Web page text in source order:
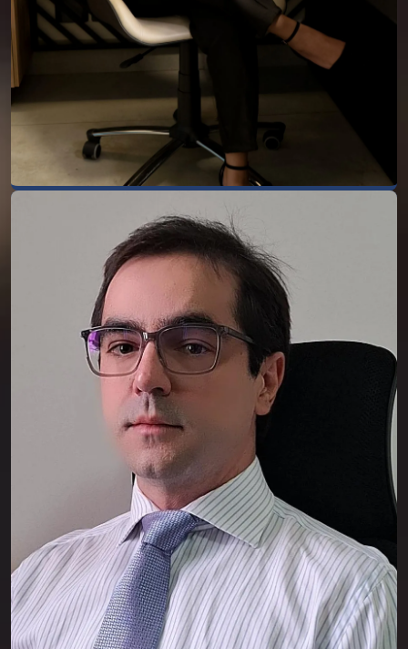
pela Escola Brasileira de Direito - EBRADI.
Dr. Rogério Ribeiro
Dr. Rogério Ribeiro Parreira, advogado
inscrito a OAB/MG sob o nº 135.645,
graduado pela Universidade Federal de
Uberlândia, com especialização em
Advocacia Cível pela Universidade FUMEC,
atua como advogado em causas cíveis,
trabalhistas, previdenciárias e as que
envolvem direito de família.
Possui formação em língua espanhola, nível
Superior com certificação pelo Instituto
Cervantes/Espanha e formação em língua
inglesa, nível FCE com certificação pela
University of Cambridge - ESOL
Examinations/UK.